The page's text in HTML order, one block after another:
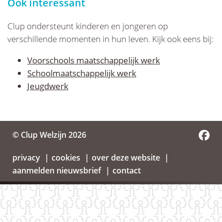
Clup ondersteunt kinderen en jongeren op
verschillende momenten in hun leven. Kijk ook eens bij:
Voorschools maatschappelijk werk
Schoolmaatschappelijk werk
Jeugdwerk
© Clup Welzijn 2026
privacy cookies
over deze website
aanmelden nieuwsbrief
contact